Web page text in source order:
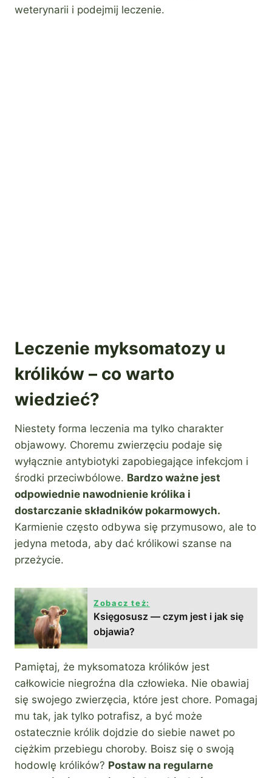
weterynarii i podejmij leczenie.
Leczenie myksomatozy u
królików – co warto
wiedzieć?
Niestety forma leczenia ma tylko charakter
objawowy. Choremu zwierzęciu podaje się
wyłącznie antybiotyki zapobiegające infekcjom i
środki przeciwbólowe. Bardzo ważne jest
odpowiednie nawodnienie królika i
dostarczanie składników pokarmowych.
Karmienie często odbywa się przymusowo, ale to
jedyna metoda, aby dać królikowi szanse na
przeżycie.
Zobacz też:
Księgosusz — czym jest i jak się
objawia?
Pamiętaj, że myksomatoza królików jest
całkowicie niegroźna dla człowieka. Nie obawiaj
się swojego zwierzęcia, które jest chore. Pomagaj
mu tak, jak tylko potrafisz, a być może
ostatecznie królik dojdzie do siebie nawet po
ciężkim przebiegu choroby. Boisz się o swoją
hodowlę królików? Postaw na regularne